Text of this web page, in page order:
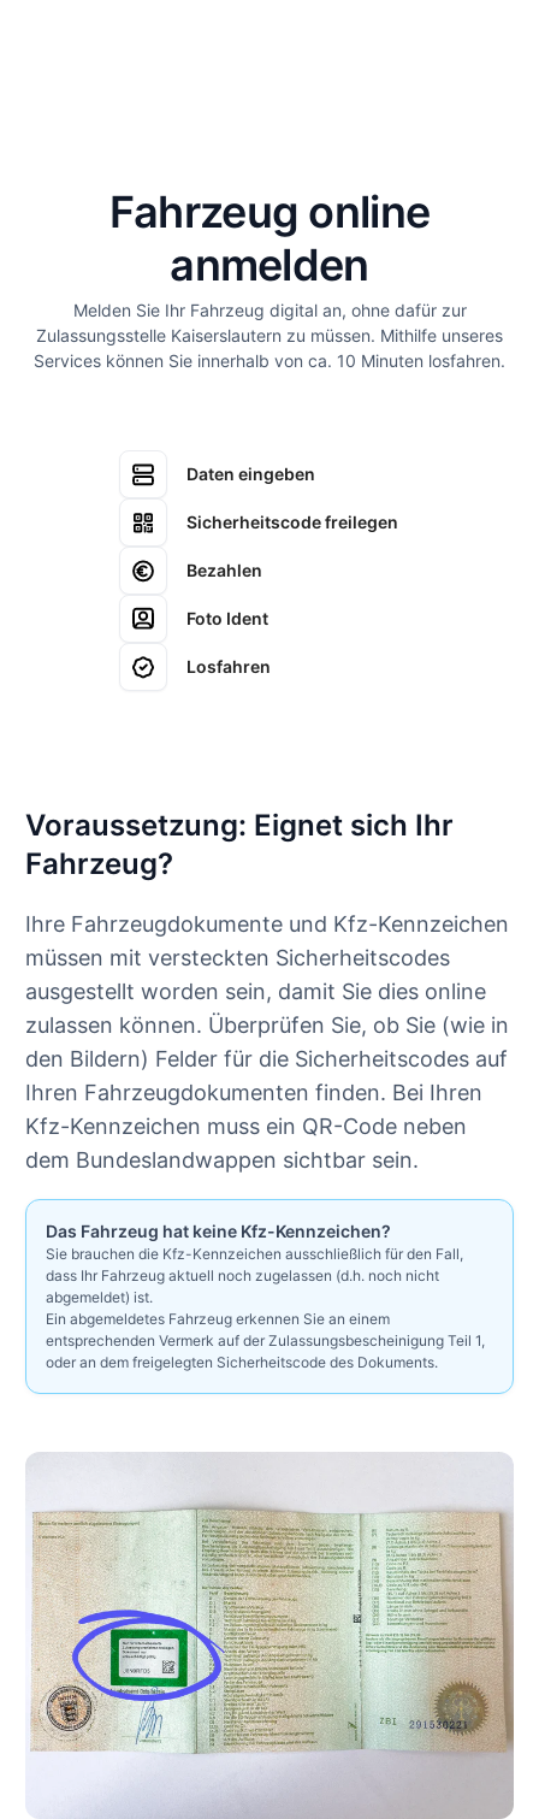
Fahrzeug online
anmelden
Melden Sie Ihr Fahrzeug digital an, ohne dafür zur
Zulassungsstelle Kaiserslautern zu müssen. Mithilfe unseres
Services können Sie innerhalb von ca. 10 Minuten losfahren.
Daten eingeben
Sicherheitscode freilegen
Bezahlen
Foto Ident
Losfahren
Voraussetzung: Eignet sich Ihr
Fahrzeug?
Ihre Fahrzeugdokumente und Kfz-Kennzeichen
müssen mit versteckten Sicherheitscodes
ausgestellt worden sein, damit Sie dies online
zulassen können. Überprüfen Sie, ob Sie (wie in
den Bildern) Felder für die Sicherheitscodes auf
Ihren Fahrzeugdokumenten finden. Bei Ihren
Kfz-Kennzeichen muss ein QR-Code neben
dem Bundeslandwappen sichtbar sein.
Das Fahrzeug hat keine Kfz-Kennzeichen?
Sie brauchen die Kfz-Kennzeichen ausschließlich für den Fall,
dass Ihr Fahrzeug aktuell noch zugelassen (d.h. noch nicht
abgemeldet) ist.
Ein abgemeldetes Fahrzeug erkennen Sie an einem
entsprechenden Vermerk auf der Zulassungsbescheinigung Teil 1,
oder an dem freigelegten Sicherheitscode des Dokuments.